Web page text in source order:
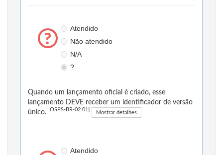
Atendido
Não atendido
N/A
?
Quando um lançamento oficial é criado, esse
lançamento DEVE receber um identificador de versão
único.
[OSPS-BR-02.01] Mostrar detalhes
Atendido